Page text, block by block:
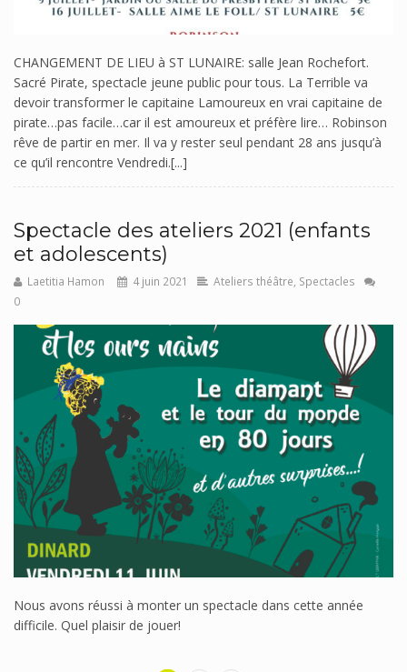
CHANGEMENT DE LIEU à ST LUNAIRE: salle Jean Rochefort.
Sacré Pirate, spectacle jeune public pour tous. La Terrible va
devoir transformer le capitaine Lamoureux en vrai capitaine de
pirate…pas facile…car il est amoureux et préfère lire… Robinson
rêve de partir en mer. Il va y rester seul pendant 28 ans jusqu’à
ce qu’il rencontre Vendredi.[...]
Spectacle des ateliers 2021 (enfants
et adolescents)
Laetitia Hamon 4 juin 2021 Ateliers théâtre Spectacles
0
Nous avons réussi à monter un spectacle dans cette année
difficile. Quel plaisir de jouer!